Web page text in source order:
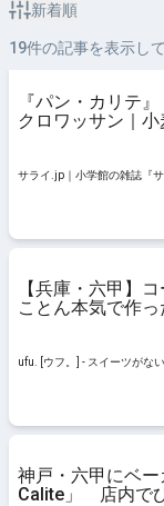
新着順
19件の記事を表示し
『パン・カリテ
クロワッサン｜小
公式サイト
サライ.jp｜小学館の雑誌『
【兵庫・六甲】
ことん本気で作っ
ufu. [ウフ。] - スイーツがな
神戸・六甲にベ
Calite」 店内で